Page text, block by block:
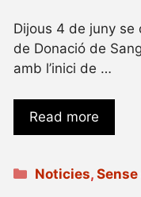
Dijous 4 de juny se
de Donació de
amb l’inici de …
Read more
Categories
Noticies,